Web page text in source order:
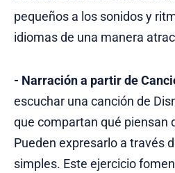
pequeños a los sonidos y
idiomas de una manera
- Narración a partir de
escuchar una canción de
que compartan qué piensan
Pueden expresarlo a través
simples. Este ejercicio